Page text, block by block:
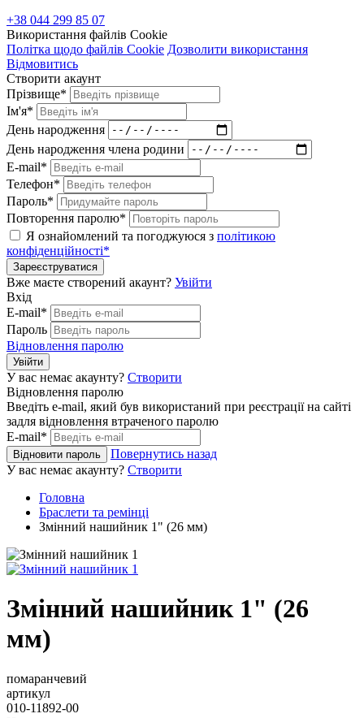
+38 044 299 85 07
Використання файлів Cookie
Політка щодо файлів Cookie Дозволити використання
Відмовитись
Створити акаунт
Прізвище*
Ім'я*
День народження
День народження члена родини
E-mail*
Телефон*
Пароль*
Повторення паролю*
Я ознайомлений та погоджуюся з політикою
конфіденційності*
Зареєструватися
Вже маєте створений акаунт? Увійти
Вхід
E-mail*
Пароль
Відновлення паролю
Увійти
У вас немає акаунту? Створити
Відновлення паролю
Введіть e-mail, який був використаний при реєстрації на сайті
задля відновлення втраченого паролю
E-mail*
Відновити пароль
Повернутись назад
У вас немає акаунту? Створити
Головна
Браслети та ремінці
Змінний нашийник 1" (26 мм)
Змінний нашийник 1" (26
мм)
помаранчевий
артикул
010-11892-00